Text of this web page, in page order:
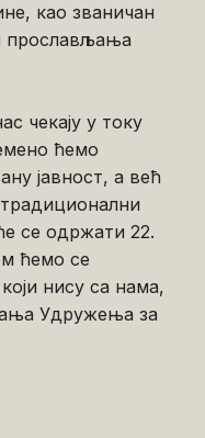
као званичан
прослављања
чекају у току
ћемо
јавност, а већ
се одржати 22.
ћемо се
нису са нама,
Удружења за